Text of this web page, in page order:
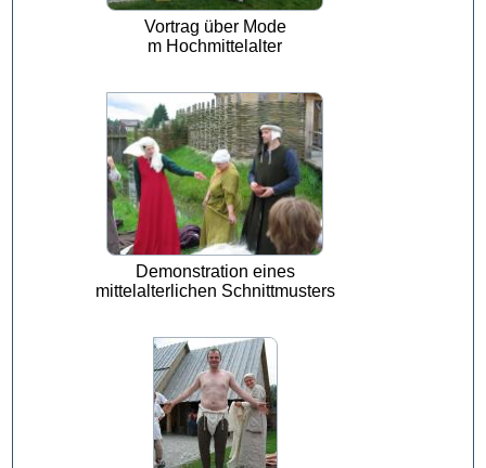
Vortrag über Mode
m Hochmittelalter
Demonstration eines
mittelalterlichen Schnittmusters